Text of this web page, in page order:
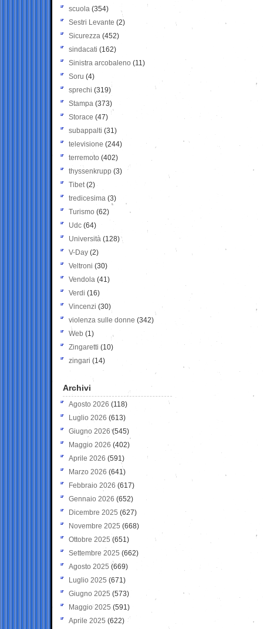
scuola (354)
Sestri Levante (2)
Sicurezza (452)
sindacati (162)
Sinistra arcobaleno (11)
Soru (4)
sprechi (319)
Stampa (373)
Storace (47)
subappalti (31)
televisione(244)
terremoto (402)
thyssenkrupp (3)
Tibet(2)
tredicesima (3)
Turismo (62)
Udc (64)
Università (128)
V-Day (2)
Veltroni (30)
Vendola (41)
Verdi (16)
Vincenzi (30)
violenza sulle donne (342)
Web (1)
Zingaretti (10)
zingari (14)
Archivi
Agosto 2026 (118)
Luglio 2026 (613)
Giugno 2026 (545)
Maggio 2026 (402)
Aprile 2026 (591)
Marzo 2026 (641)
Febbraio 2026 (617)
Gennaio 2026 (652)
Dicembre 2025 (627)
Novembre 2025 (668)
Ottobre 2025 (651)
Settembre 2025 (662)
Agosto 2025 (669)
Luglio 2025 (671)
Giugno 2025 (573)
Maggio 2025 (591)
Aprile 2025 (622)